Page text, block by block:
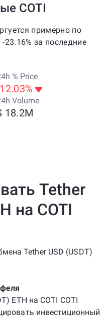
COTI
примерно по
23.16% за последние
% Price
Volume
18.2M
Tether
на COTI
Tether USD (USDT)
ETH на COTI COTI
инвестиционный